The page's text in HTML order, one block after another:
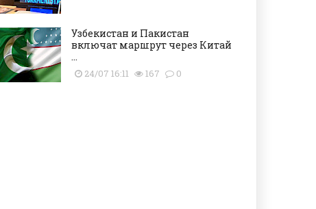
Узбекистан и Пакистан
включат маршрут через Китай
...
24/07 16:11 167 0